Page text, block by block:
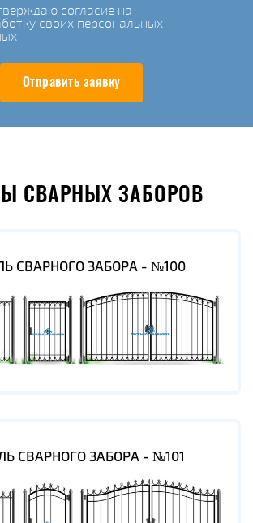
согласие на
своих персональных
Отправить заявку
СВАРНЫХ ЗАБОРОВ
СВАРНОГО ЗАБОРА - №100
СВАРНОГО ЗАБОРА - №101